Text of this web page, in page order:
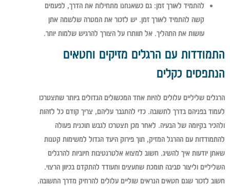
להתמיד לאורך זמן: גם כשאנחנו מתחילות את הדרך, לפעמים
קשה להתמיד לאורך זמן. יש לזכור את המטרה שלשמה אתן
עושות את התהליך. אל תוותרו על הצורך להרגיש שלמות יותר.
התמודדות עם הרגלים מזיקים וחטאים
הנתפסים כקלים
הרגלים שליליים עלולים להיות אחד המכשולים הגדולים ביותר שתצטרכו
לעמוד בפניהם בדרך לתשובה. כדי להתגבר עליהם, צריך קודם כל לזהות
ולהכיר בקיומה של הבעיה. לאחר מכן תצטרכו לגבש תוכנית פעולה
להתמודדות עם ההרגל המזיק, תוך פירוק היעד הגדול למשימות קטנות
שאתן יודעות איך להשיג. חשוב למצוא אלטרנטיבות חיוביות להרגלים
השליליים וליצור סביבה תומכת שתעצים ותעודד להתקדם בכיוון הרצוי.
חשוב לזכור שגם חטאים הנראים שוליים עלולים להרחיק מדרך התשובה.